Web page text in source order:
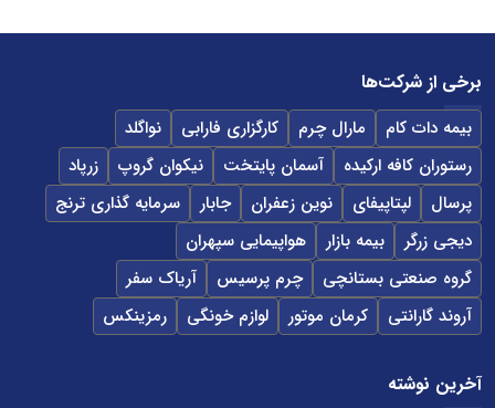
برخی از شرکت‌ها
بیمه دات کام مارال چرم کارگزاری فارابی
نواگلد
رستوران کافه ارکیده
آسمان پایتخت نیکوان گروپ
زرپاد
پرسال
لپتاپیفای نوین زعفران جابار
سرمایه گذاری ترنج
دیجی زرگر
بیمه بازار
هواپیمایی سپهران
گروه صنعتی بستانچی
چرم پرسیس
آریاک سفر
آروند گارانتی
کرمان موتور لوازم خونگی رمزینکس
آخرین نوشته